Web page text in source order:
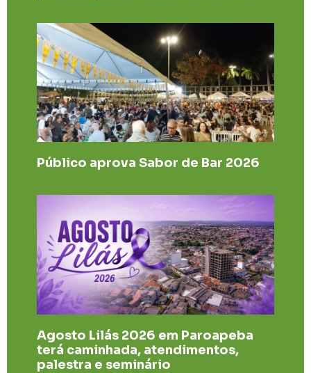
Público aprova Sabor de Bar 2026
Agosto Lilás 2026 em Paroapeba
terá caminhada, atendimentos,
palestra e seminário